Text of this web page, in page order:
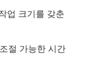
업 크기를 갖춘
절 가능한 시간